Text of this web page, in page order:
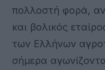
πολλοστή φορά,
και βολικός
των Ελλήνων
σήμερα